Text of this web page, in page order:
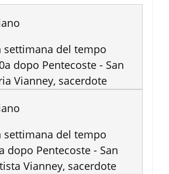
settimana del tempo
dopo Pentecoste - San
Vianney, sacerdote
settimana del tempo
dopo Pentecoste - San
Vianney, sacerdote